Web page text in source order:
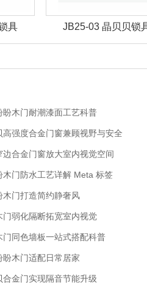
具 JB25-07 晶贝贝锁
木门耐潮漆面工艺科普
强度合金门窗兼顾视野与安全
合金门窗放大室内视觉空间
门防水工艺详解 Meta 标签
门打造简约静奢风
弱化隔断拓宽室内视觉
同色墙板一站式搭配科普
木门适配日常居家
金门实现隔音节能升级